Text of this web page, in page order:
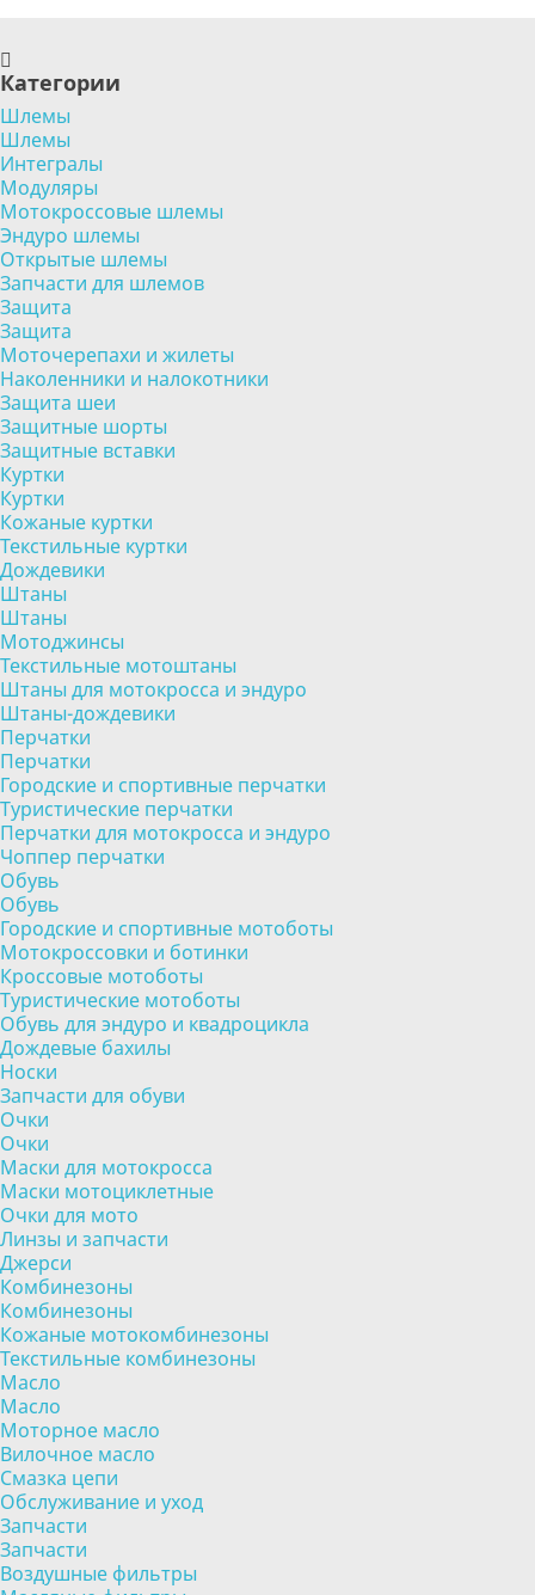
Категории
Шлемы
Шлемы
Интегралы
Модуляры
Мотокроссовые шлемы
Эндуро шлемы
Открытые шлемы
Запчасти для шлемов
Защита
Защита
Моточерепахи и жилеты
Наколенники и налокотники
Защита шеи
Защитные шорты
Защитные вставки
Куртки
Куртки
Кожаные куртки
Текстильные куртки
Дождевики
Штаны
Штаны
Мотоджинсы
Текстильные мотоштаны
Штаны для мотокросса и эндуро
Штаны-дождевики
Перчатки
Перчатки
Городские и спортивные перчатки
Туристические перчатки
Перчатки для мотокросса и эндуро
Чоппер перчатки
Обувь
Обувь
Городские и спортивные мотоботы
Мотокроссовки и ботинки
Кроссовые мотоботы
Туристические мотоботы
Обувь для эндуро и квадроцикла
Дождевые бахилы
Носки
Запчасти для обуви
Очки
Очки
Маски для мотокросса
Маски мотоциклетные
Очки для мото
Линзы и запчасти
Джерси
Комбинезоны
Комбинезоны
Кожаные мотокомбинезоны
Текстильные комбинезоны
Масло
Масло
Моторное масло
Вилочное масло
Смазка цепи
Обслуживание и уход
Запчасти
Запчасти
Воздушные фильтры